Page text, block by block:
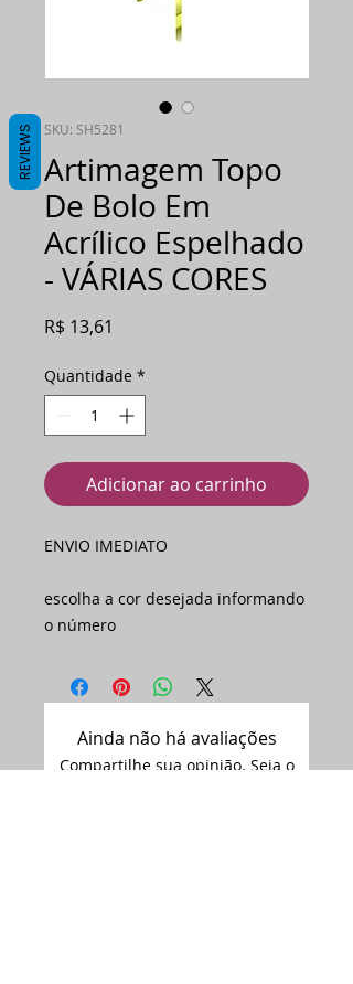
SKU: SH5281
Artimagem Topo
De Bolo Em
Acrílico Espelhado
- VÁRIAS CORES
R$ 13,61
Quantidade *
Adicionar ao carrinho
ENVIO IMEDIATO
escolha a cor desejada informando
o número
Ainda não há avaliações
Compartilhe sua opinião. Seja o
REVIEWS